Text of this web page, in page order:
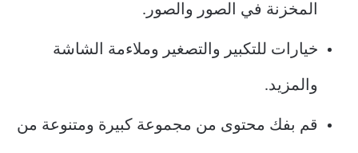
المخزنة في الصور والصور.
خيارات للتكبير والتصغير وملاءمة الشاشة
والمزيد.
قم بفك محتوى من مجموعة كبيرة ومتنوعة من